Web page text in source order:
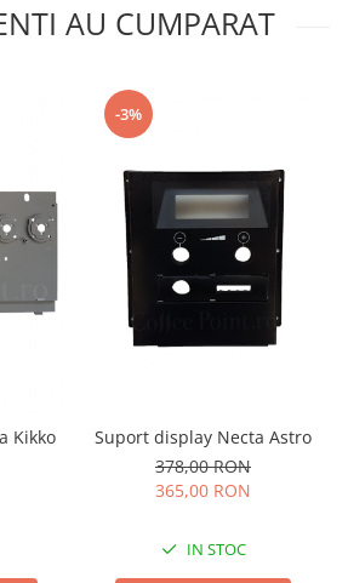
AU CUMPARAT
Kikko
-3%
Suport display Necta Astro
378,00 RON
365,00 RON
IN STOC